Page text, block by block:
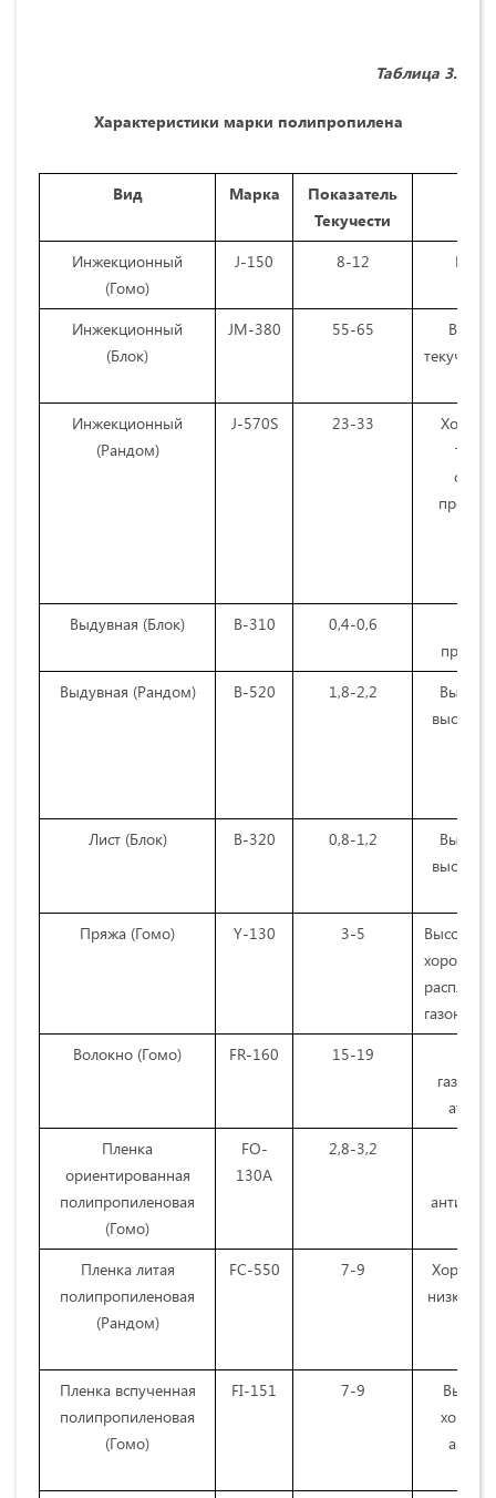
Таблица 3.
Характеристики марки полипропилена
Вид Марка
Показатель
Текучести
Инжекционный
(Гомо)
J-150 8-12
Инжекционный
(Блок)
JM-380 55-65
Инжекционный
(Рандом)
J-570S 23-33
Выдувная (Блок) B-310 0,4-0,6
Выдувная (Рандом)
B-520 1,8-2,2
высокая
Лист (Блок) B-320 0,8-1,2
высокая
Пряжа (Гомо) Y-130 3-5
хорошая
Волокно (Гомо)
FR-160 15-19
Пленка
ориентированная
полипропиленовая
(Гомо)
FO-
130A
2,8-3,2
Пленка литая
полипропиленовая
(Рандом)
FC-550 7-9
Хорошая
низкая
Пленка вспученная
полипропиленовая
(Гомо)
FI-151 7-9